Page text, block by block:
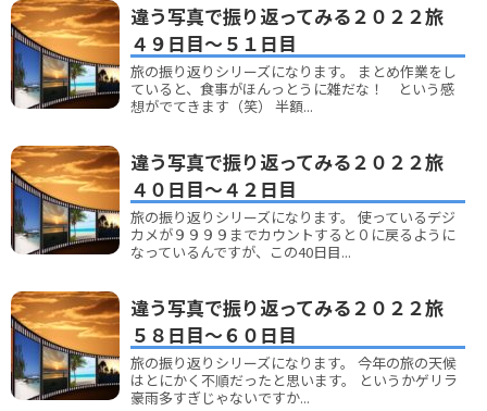
違う写真で振り返ってみる２０２２旅
４９日目～５１日目
旅の振り返りシリーズになります。 まとめ作業をし
ていると、食事がほんっとうに雑だな！ という感
想がでてきます（笑） 半額...
違う写真で振り返ってみる２０２２旅
４０日目～４２日目
旅の振り返りシリーズになります。 使っているデジ
カメが９９９９までカウントすると０に戻るように
なっているんですが、この40日目...
違う写真で振り返ってみる２０２２旅
５８日目～６０日目
旅の振り返りシリーズになります。 今年の旅の天候
はとにかく不順だったと思います。 というかゲリラ
豪雨多すぎじゃないですか...